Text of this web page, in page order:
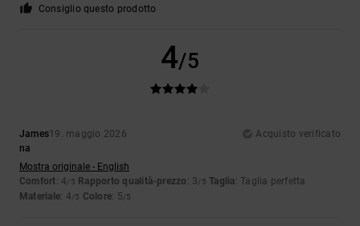
Consiglio questo prodotto
4/5
James19. maggio 2026
Acquisto verificato
na
Mostra originale - English
Comfort: 4/5 Rapporto qualità-prezzo : 3/5 Taglia: Taglia perfetta
Materiale: 4/5 Colore: 5/5